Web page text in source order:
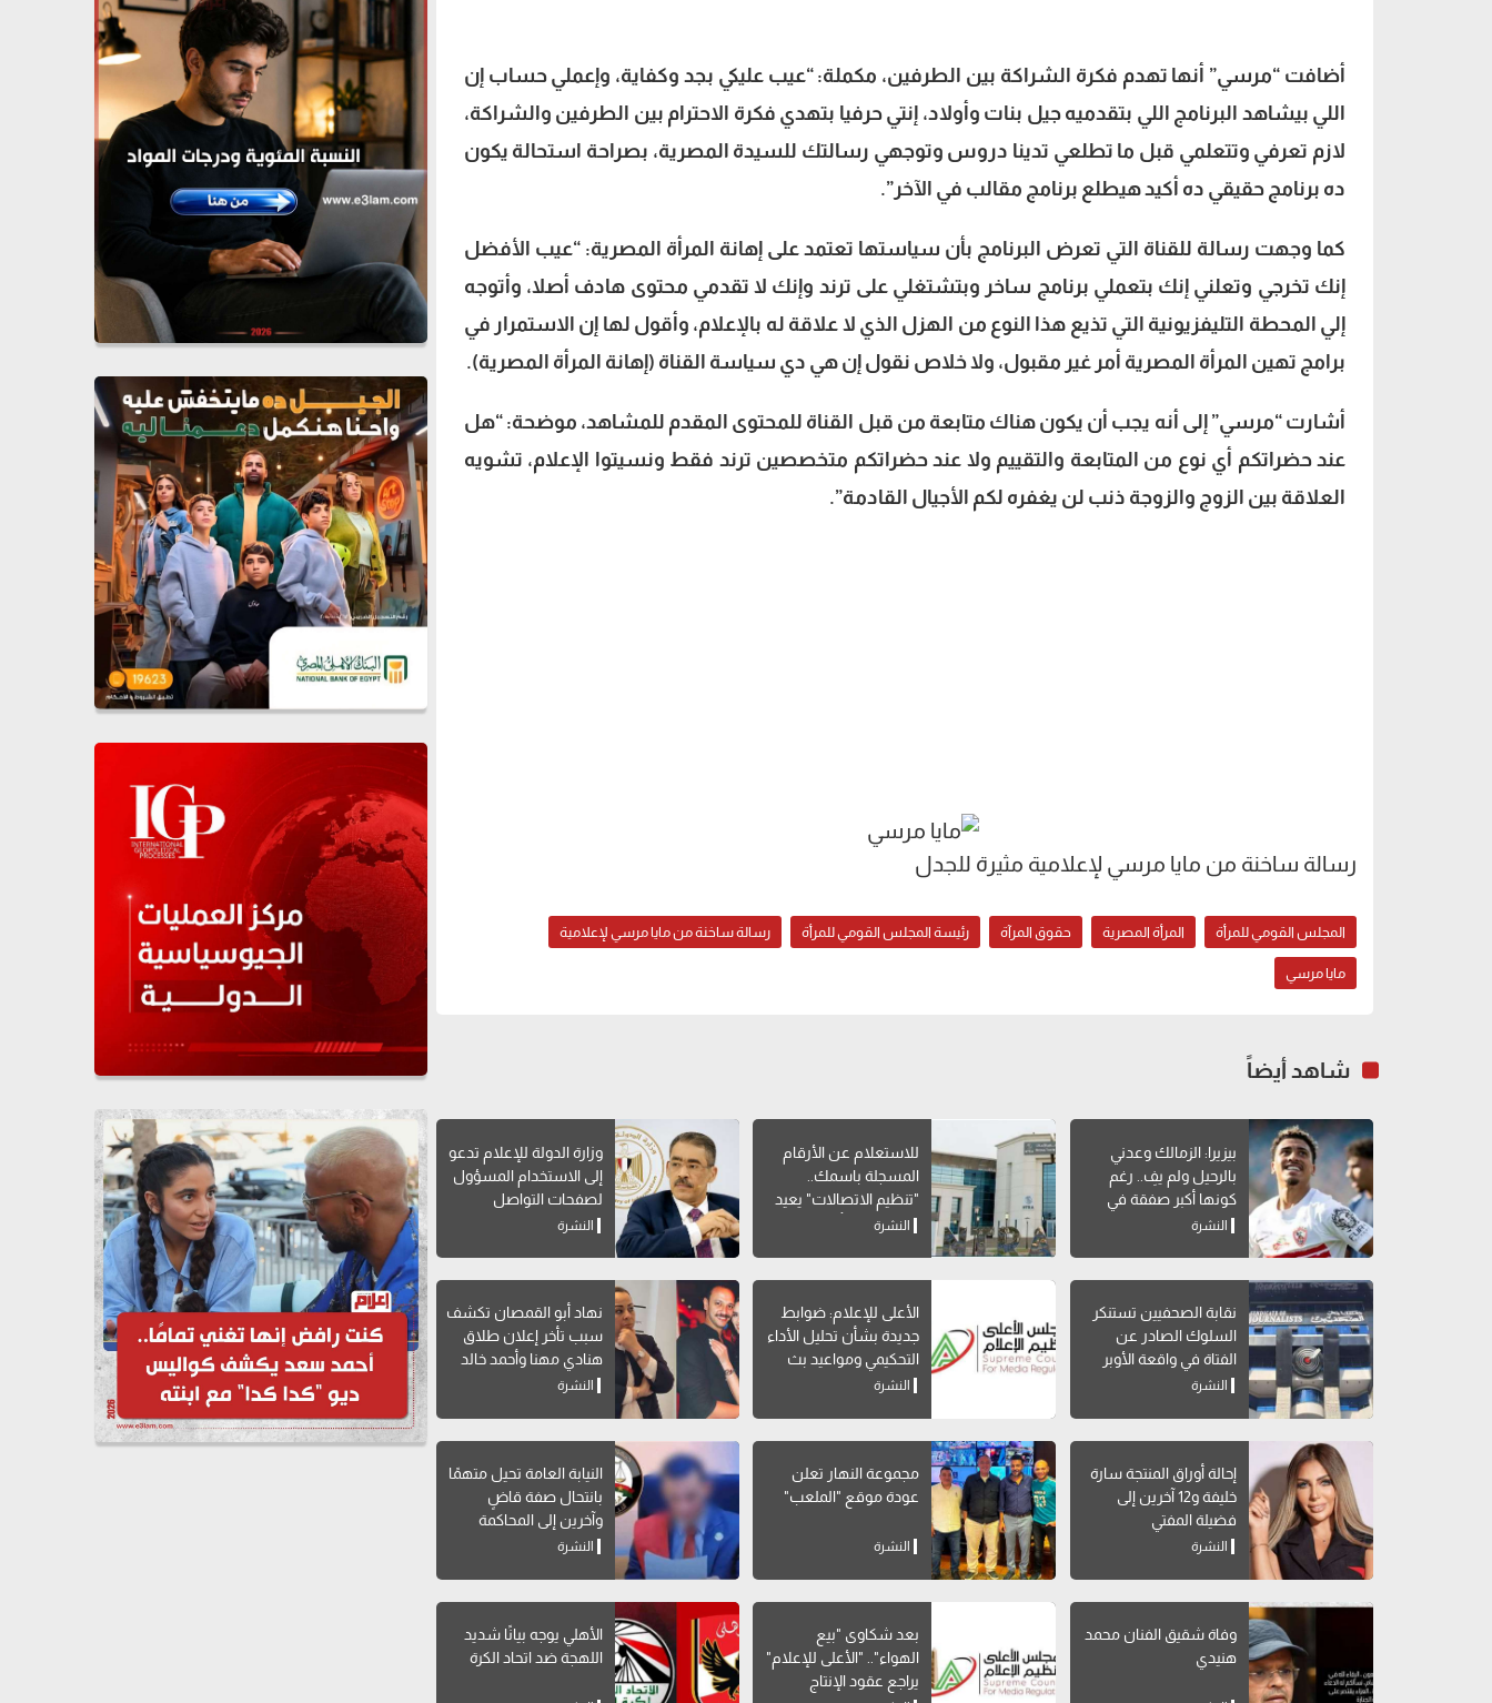
أضافت “مرسي” أنها تهدم فكرة الشراكة بين الطرفين، مكملة: “عيب عليكي بجد وكفاية، وإعملي حساب إن
اللي بيشاهد البرنامج اللي بتقدميه جيل بنات وأولاد، إنتي حرفيا بتهدي فكرة الاحترام بين الطرفين والشراكة،
لازم تعرفي وتتعلمي قبل ما تطلعي تدينا دروس وتوجهي رسالتك للسيدة المصرية، بصراحة استحالة يكون
ده برنامج حقيقي ده أكيد هيطلع برنامج مقالب في الآخر”.
كما وجهت رسالة للقناة التي تعرض البرنامج بأن سياستها تعتمد على إهانة المرأة المصرية: “عيب الأفضل
إنك تخرجي وتعلني إنك بتعملي برنامج ساخر وبتشتغلي على ترند وإنك لا تقدمي محتوى هادف أصلا، وأتوجه
إلي المحطة التليفزيونية التي تذيع هذا النوع من الهزل الذي لا علاقة له بالإعلام، وأقول لها إن الاستمرار في
برامج تهين المرأة المصرية أمر غير مقبول، ولا خلاص نقول إن هي دي سياسة القناة (إهانة المرأة المصرية).
أشارت “مرسي” إلى أنه يجب أن يكون هناك متابعة من قبل القناة للمحتوى المقدم للمشاهد، موضحة: “هل
عند حضراتكم أي نوع من المتابعة والتقييم ولا عند حضراتكم متخصصين ترند فقط ونسيتوا الإعلام، تشويه
العلاقة بين الزوج والزوجة ذنب لن يغفره لكم الأجيال القادمة”.
رسالة ساخنة من مايا مرسي لإعلامية مثيرة للجدل
المجلس القومي للمرأة المرأة المصرية حقوق المرآة رئيسة المجلس القومي للمرأة رسالة ساخنة من مايا مرسي لإعلامية
مايا مرسي
شاهد أيضاً
بيزيرا: الزمالك وعدني
بالرحيل ولم يفِ.. رغم
كونها أكبر صفقة في
تاريخه
النشرة
للاستعلام عن الأرقام
المسجلة باسمك..
"تنظيم الاتصالات" يعيد
إتاحة خدمة "أرقامي" عبر
النشرة
وزارة الدولة للإعلام تدعو
إلى الاستخدام المسؤول
لصفحات التواصل
الاجتماعي
النشرة
نقابة الصحفيين تستنكر
السلوك الصادر عن
الفتاة في واقعة الأوبر
النشرة
الأعلى للإعلام: ضوابط
جديدة بشأن تحليل الأداء
التحكيمي ومواعيد بث
البرامج الرياضية
النشرة
نهاد أبو القمصان تكشف
سبب تأخر إعلان طلاق
هنادي مهنا وأحمد خالد
صالحالنشرة
إحالة أوراق المنتجة سارة
خليفة و12 آخرين إلى
فضيلة المفتي
النشرة
مجموعة النهار تعلن
عودة موقع "الملعب"
النشرة
النيابة العامة تحيل متهمًا
بانتحال صفة قاضٍ
وآخرين إلى المحاكمة
النشرة
وفاة شقيق الفنان محمد
هنيدي
بعد شكاوى "بيع
الهواء".. "الأعلى للإعلام"
يراجع عقود الإنتاج
الأهلي يوجه بيانًا شديد
اللهجة ضد اتحاد الكرة